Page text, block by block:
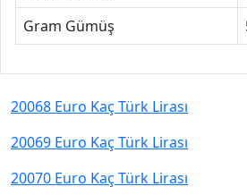
Gram Gümüş
20068 Euro Kaç Türk Lirası
20069 Euro Kaç Türk Lirası
20070 Euro Kaç Türk Lirası